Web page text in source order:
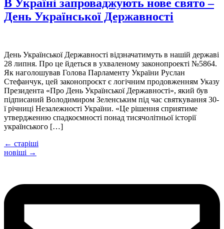
В Україні запроваджують нове свято –
День Української Державності
День Української Державності відзначатимуть в нашій державі
28 липня. Про це йдеться в ухваленому законопроекті №5864.
Як наголошував Голова Парламенту України Руслан
Стефанчук, цей законопроєкт є логічним продовженням Указу
Президента «Про День Української Державності», який був
підписаний Володимиром Зеленським під час святкування 30-
ї річниці Незалежності України. «Це рішення сприятиме
утвердженню спадкоємності понад тисячолітньої історії
українського […]
← старіші
новіші →